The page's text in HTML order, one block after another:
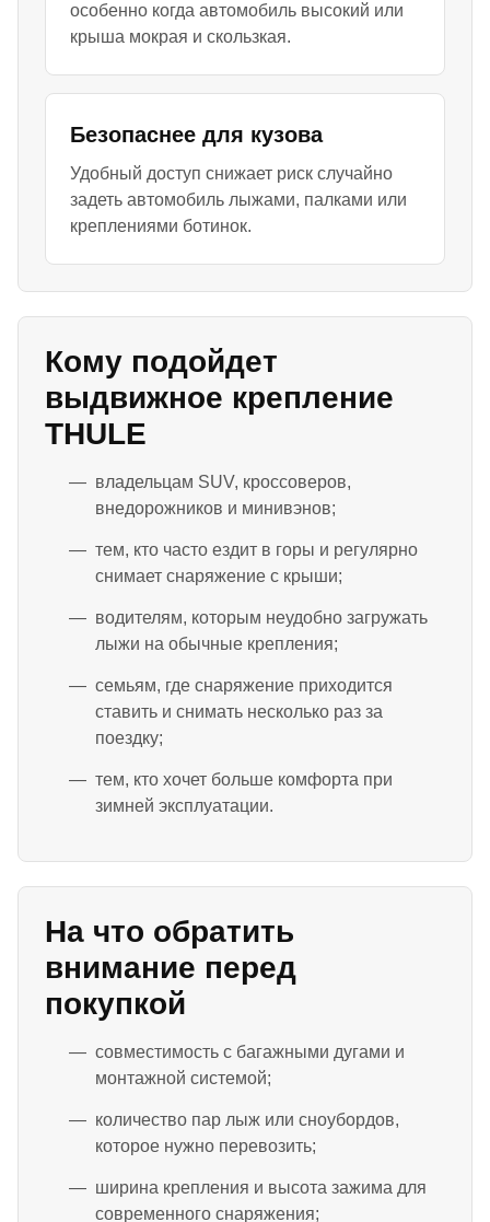
особенно когда автомобиль высокий или
крыша мокрая и скользкая.
Безопаснее для кузова
Удобный доступ снижает риск случайно
задеть автомобиль лыжами, палками или
креплениями ботинок.
Кому подойдет
выдвижное крепление
THULE
владельцам SUV, кроссоверов,
внедорожников и минивэнов;
тем, кто часто ездит в горы и регулярно
снимает снаряжение с крыши;
водителям, которым неудобно загружать
лыжи на обычные крепления;
семьям, где снаряжение приходится
ставить и снимать несколько раз за
поездку;
тем, кто хочет больше комфорта при
зимней эксплуатации.
На что обратить
внимание перед
покупкой
совместимость с багажными дугами и
монтажной системой;
количество пар лыж или сноубордов,
которое нужно перевозить;
ширина крепления и высота зажима для
современного снаряжения;